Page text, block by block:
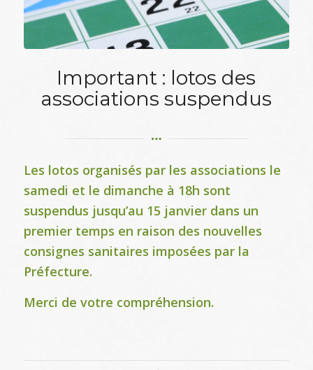
Important : lotos des
associations suspendus
Les lotos organisés par les associations le
samedi et le dimanche à 18h sont
suspendus jusqu’au 15 janvier dans un
premier temps en raison des nouvelles
consignes sanitaires imposées par la
Préfecture.
Merci de votre compréhension.